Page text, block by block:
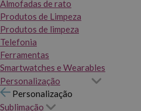
Almofadas de rato
Produtos de Limpeza
Produtos de limpeza
Telefonia
Ferramentas
Smartwatches e Wearables
Personalização
Personalização
Sublimação